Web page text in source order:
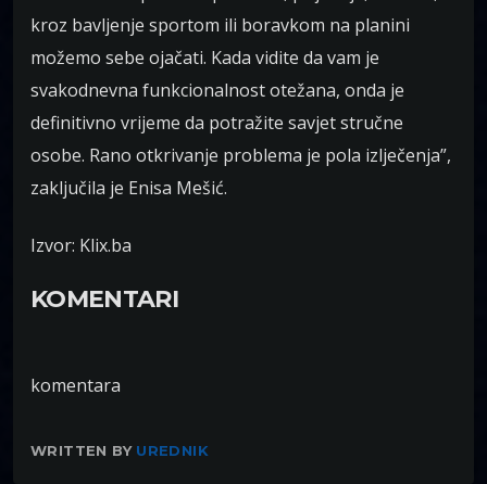
kroz bavljenje sportom ili boravkom na planini
možemo sebe ojačati. Kada vidite da vam je
svakodnevna funkcionalnost otežana, onda je
definitivno vrijeme da potražite savjet stručne
osobe. Rano otkrivanje problema je pola izlječenja”,
zaključila je Enisa Mešić.
Izvor: Klix.ba
KOMENTARI
komentara
WRITTEN BY UREDNIK